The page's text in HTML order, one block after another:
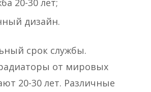
20-30 лет;
дизайн.
срок службы.
от мировых
20-30 лет. Различные